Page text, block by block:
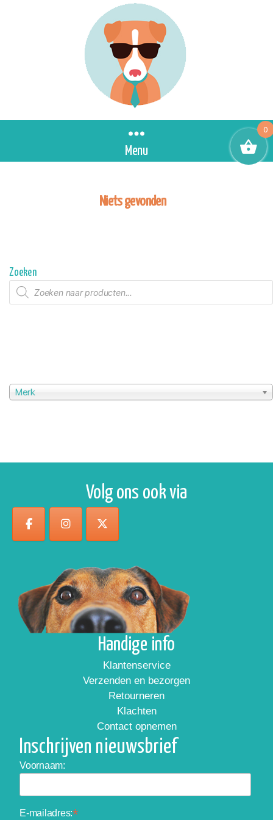
Menu
Niets gevonden
Zoeken
Producten
zoeken
Merk
Volg ons ook via
Handige info
Klantenservice
Verzenden en bezorgen
Retourneren
Klachten
Contact opnemen
Inschrijven nieuwsbrief
Voornaam:
E-mailadres:*
0